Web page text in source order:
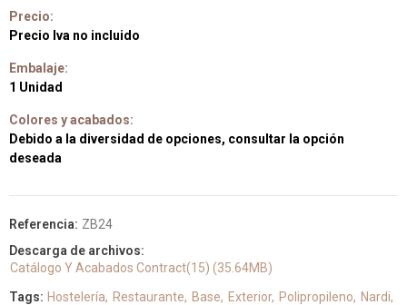
Precio:
Precio Iva no incluido
Embalaje:
1 Unidad
Colores y acabados:
Debido a la diversidad de opciones, consultar la opción
deseada
Referencia: ZB24
Descarga de archivos:
Catálogo Y Acabados Contract(15) (35.64MB)
Tags: Hostelería Restaurante Base Exterior Polipropileno
Nardi